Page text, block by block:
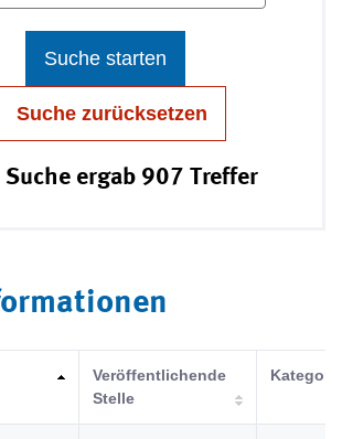
Suche starten
Suche zurücksetzen
Suche ergab 907 Treffer
Veröffentlichende
Stelle
Kategorie